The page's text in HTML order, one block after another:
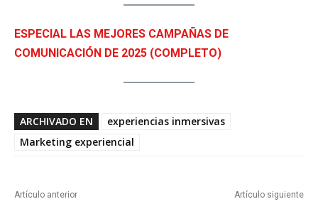
ESPECIAL LAS MEJORES CAMPAÑAS DE
COMUNICACIÓN DE 2025 (COMPLETO)
ARCHIVADO EN
experiencias inmersivas
Marketing experiencial
Artículo anterior Artículo siguiente